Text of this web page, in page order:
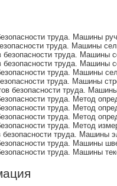
труда. Машины
труда. Машины
безопасности труда. Машины
безопасности труда. Машины
труда. Машины
труда. Машины
безопасности труда.
труда. Метод
труда. Метод
труда. Метод
труда. Метод
безопасности труда. Машины
труда. Машины
труда. Машины